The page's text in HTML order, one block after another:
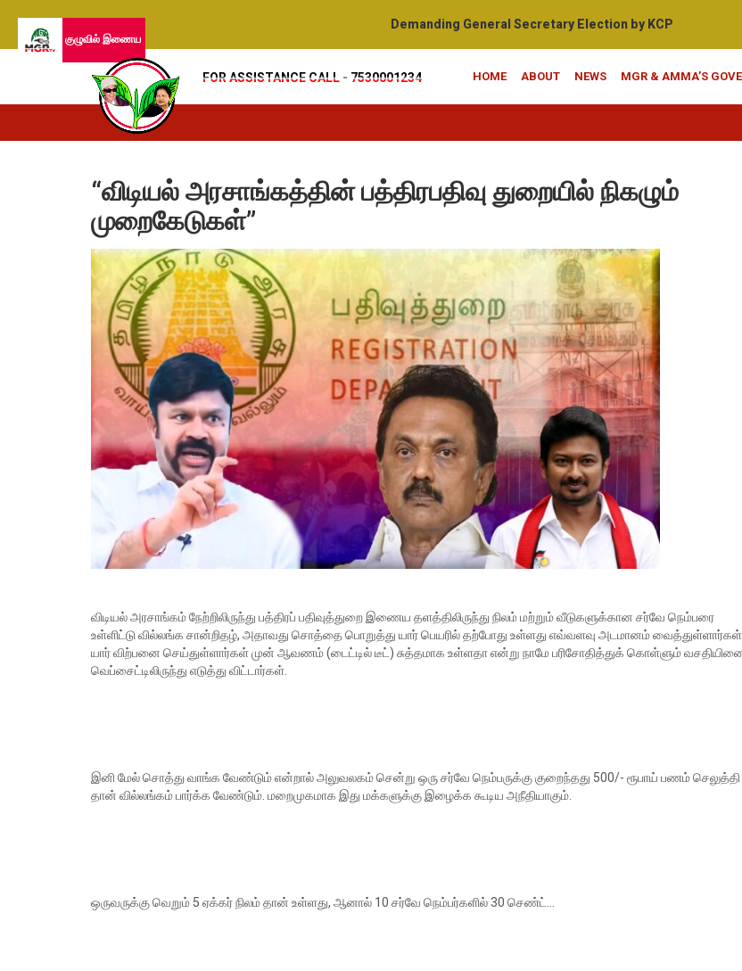
Demanding General Secretary Election by KCP
FOR ASSISTANCE CALL - 7530001234 HOME ABOUT NEWS MGR & AMMA’S
“விடியல் அரசாங்கத்தின் பத்திரபதிவு துறையில் நிகழும்
முறைகேடுகள்”
விடியல் அரசாங்கம் நேற்றிலிருந்து பத்திரப் பதிவுத்துறை இணைய தளத்திலிருந்து நிலம் மற்றும் வீடுகளுக்கான சர்வே நெம்பரை
உள்ளிட்டு வில்லங்க சான்றிதழ், அதாவது சொத்தை பொறுத்து யார் பெயரில் தற்போது உள்ளது எவ்வளவு அடமானம்
யார் விற்பனை செய்துள்ளார்கள் முன் ஆவணம் (டைட்டில் டீட்) சுத்தமாக உள்ளதா என்று நாமே பரிசோதித்துக் கொள்ளும்
வெப்சைட்டிலிருந்து எடுத்து விட்டார்கள்.
இனி மேல் சொத்து வாங்க வேண்டும் என்றால் அலுவலகம் சென்று ஒரு சர்வே நெம்பருக்கு குறைந்தது 500/- ரூபாய் பணம் செலுத்தி
தான் வில்லங்கம் பார்க்க வேண்டும். மறைமுகமாக இது மக்களுக்கு இழைக்க கூடிய அநீதியாகும்.
ஒருவருக்கு வெறும் 5 ஏக்கர் நிலம் தான் உள்ளது, ஆனால் 10 சர்வே நெம்பர்களில் 30 செண்ட்…
குழுவில் இணைய